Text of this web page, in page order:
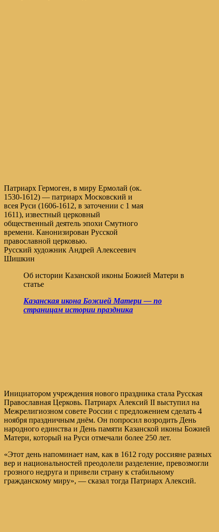
Патриарх Гермоген, в миру Ермолай (ок.
1530-1612) — патриарх Московский и
всея Руси (1606-1612, в заточении с 1 мая
1611), известный церковный
общественный деятель эпохи Смутного
времени. Канонизирован Русской
православной церковью.
Русский художник Андрей Алексеевич
Шишкин
Об истории Казанской иконы Божией Матери в
статье
Казанская икона Божией Матери — по
страницам истории праздника
Инициатором учреждения нового праздника стала Русская
Православная Церковь. Патриарх Алексий II выступил на
Межрелигиозном совете России с предложением сделать 4
ноября праздничным днём. Он попросил возродить День
народного единства и День памяти Казанской иконы Божией
Матери, который на Руси отмечали более 250 лет.
«Этот день напоминает нам, как в 1612 году россияне разных
вер и национальностей преодолели разделение, превозмогли
грозного недруга и привели страну к стабильному
гражданскому миру», — сказал тогда Патриарх Алексий.